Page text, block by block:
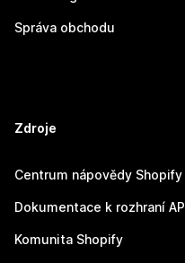
Správa obchodu
Zdroje
Centrum nápovědy Shopify
Dokumentace k rozhraní API
Komunita Shopify